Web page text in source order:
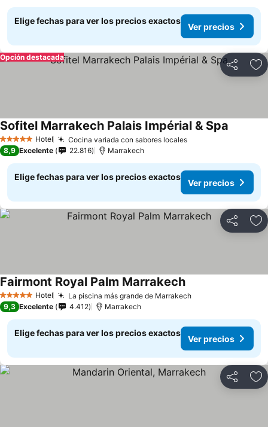
Elige fechas para ver los precios exactos
Ver precios
Compartir
Opción destacada
5 Estrellas Hotel Cocina variada con sabores locales
Sofitel Marrakech Palais Impérial & Spa
8,9 Excelente 22.816 Marrakech
Elige fechas para ver los precios exactos
Ver precios
Compartir
5 Estrellas Hotel La piscina más grande de Marrakech
Fairmont Royal Palm Marrakech
9,3 Excelente 4.412 Marrakech
Elige fechas para ver los precios exactos
Ver precios
Compartir